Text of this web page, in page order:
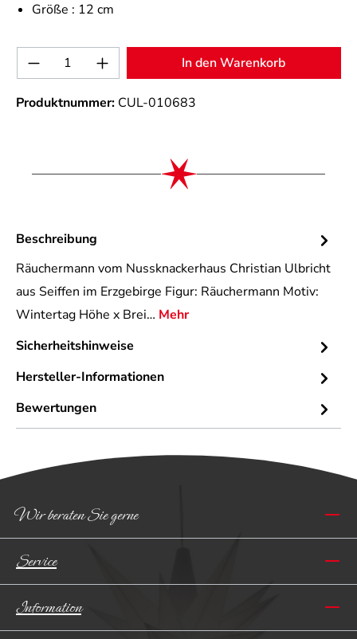
Größe : 12 cm
Produkt Anzahl: Gib den gewünschten
In den Warenkorb
Produktnummer: CUL-010683
Beschreibung
Räuchermann vom Nussknackerhaus Christian Ulbricht
aus Seiffen im Erzgebirge Figur: Räuchermann Motiv:
Wintertag Höhe x Brei… Mehr
Sicherheitshinweise
Hersteller-Informationen
Bewertungen
Wir beraten Sie gerne
Service
Information